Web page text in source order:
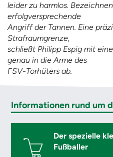
leider zu harmlos.
erfolgversprechende
Angriff der Tannen. Eine
Strafraumgrenze,
schließt Philipp Espig mit
genau in die Arme des
FSV-Torhüters ab.
Informationen rund um
Der spezielle
Fußballer